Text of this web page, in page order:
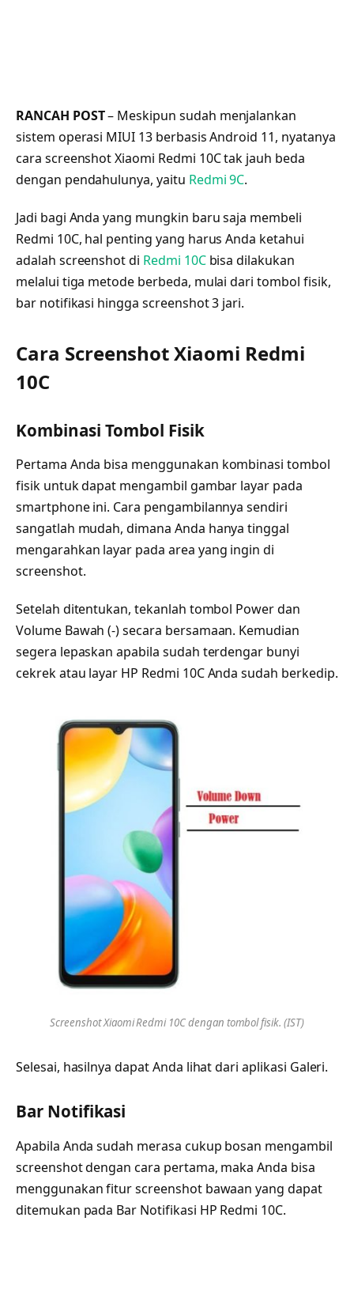
RANCAH POST– Meskipun sudah menjalankan
sistem operasi MIUI 13 berbasis Android 11, nyatanya
cara screenshot Xiaomi Redmi 10C tak jauh beda
dengan pendahulunya, yaitu Redmi 9C.
Jadi bagi Anda yang mungkin baru saja membeli
Redmi 10C, hal penting yang harus Anda ketahui
adalah screenshot di Redmi 10Cbisa dilakukan
melalui tiga metode berbeda, mulai dari tombol fisik,
bar notifikasi hingga screenshot 3 jari.
Cara Screenshot Xiaomi Redmi
10C
Kombinasi Tombol Fisik
Pertama Anda bisa menggunakan kombinasi tombol
fisik untuk dapat mengambil gambar layar pada
smartphone ini. Cara pengambilannya sendiri
sangatlah mudah, dimana Anda hanya tinggal
mengarahkan layar pada area yang ingin di
screenshot.
Setelah ditentukan, tekanlah tombol Power dan
Volume Bawah (-) secara bersamaan. Kemudian
segera lepaskan apabila sudah terdengar bunyi
cekrek atau layar HP Redmi 10C Anda sudah berkedip.
Screenshot Xiaomi Redmi 10C dengan tombol fisik. (IST)
Selesai, hasilnya dapat Anda lihat dari aplikasi Galeri.
Bar Notifikasi
Apabila Anda sudah merasa cukup bosan mengambil
screenshot dengan cara pertama, maka Anda bisa
menggunakan fitur screenshot bawaan yang dapat
ditemukan pada Bar Notifikasi HP Redmi 10C.